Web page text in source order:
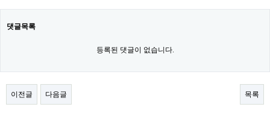
댓글목록
등록된 댓글이 없습니다.
이전글 다음글 목록